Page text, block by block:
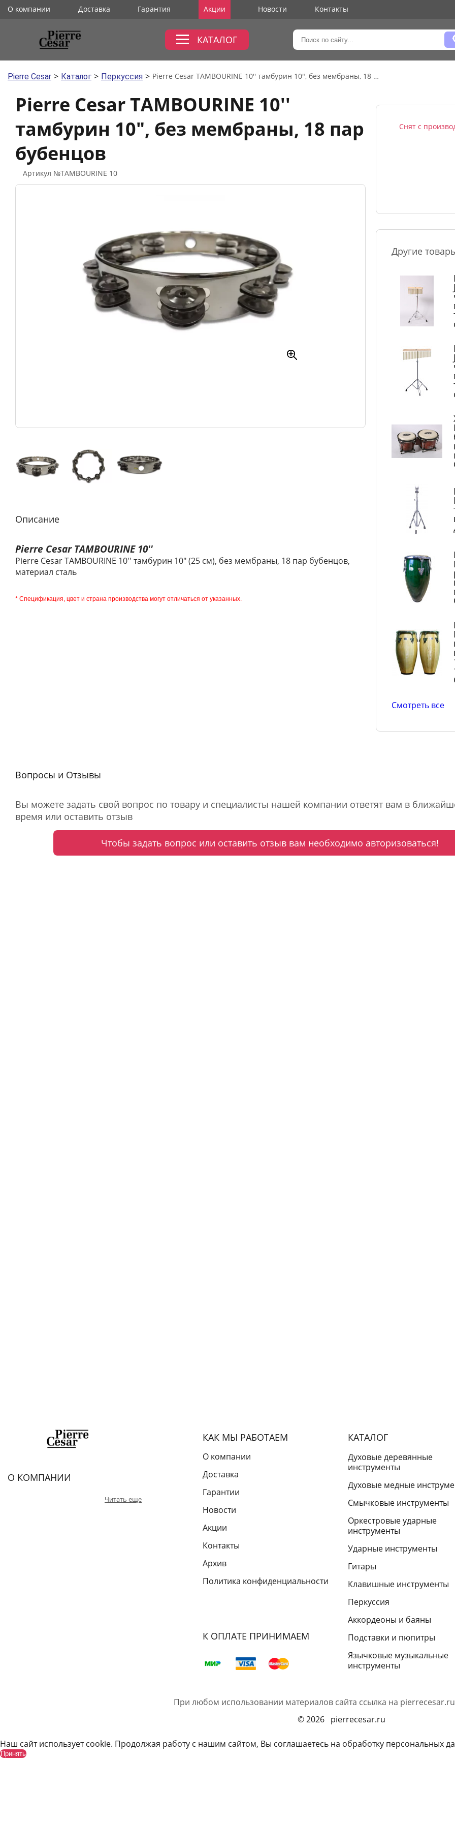
О компании Доставка Гарантия Акции Новости Контакты
КАТАЛОГ
Pierre Cesar > Каталог > Перкуссия > Pierre Cesar TAMBOURINE 10'' тамбурин 10", без мембраны, 18 пар бубенцов
Pierre Cesar TAMBOURINE 10''
тамбурин 10", без мембраны, 18 пар
бубенцов
Артикул №TAMBOURINE 10
Описание
Pierre Cesar TAMBOURINE 10''
Pierre Cesar TAMBOURINE 10'' тамбурин 10" (25 см), без мембраны, 18 пар бубенцов,
материал сталь
* Спецификация, цвет и страна производства могут отличаться от указанных.
Снят с
Другие
Смотреть все
Вопросы и Отзывы
Вы можете задать свой вопрос по товару и специалисты нашей компании ответят вам в
время или оставить отзыв
Чтобы задать вопрос или оставить отзыв вам необходимо авторизоваться!
О КОМПАНИИ
Читать еще
КАК МЫ РАБОТАЕМ
О компании
Доставка
Гарантии
Новости
Акции
Контакты
Архив
Политика конфиденциальности
К ОПЛАТЕ ПРИНИМАЕМ
КАТАЛОГ
Духовые деревянные
инструменты
Духовые медные
Смычковые инструменты
Оркестровые ударные
инструменты
Ударные инструменты
Гитары
Клавишные инструменты
Перкуссия
Аккордеоны и баяны
Подставки и пюпитры
Язычковые музыкальные
инструменты
При любом использовании материалов сайта ссылка на pierrecesar.ru
© 2026 pierrecesar.ru
Наш сайт использует cookie. Продолжая работу с нашим сайтом, Вы соглашаетесь на обработку персональных
Принять